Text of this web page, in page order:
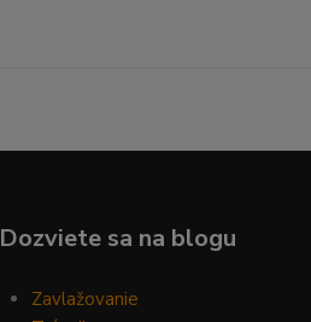
Dozviete sa na blogu
Zavlažovanie